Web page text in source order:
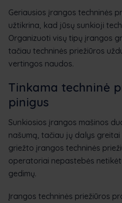
Geriausios įrangos techninės
užtikrina, kad jūsų sunkioji
Organizuoti visų tipų įrangos
tačiau techninės priežiūros
vertingos naudos.
Tinkama techninė
pinigus
Sunkiosios įrangos mašinos
našumą, tačiau jų dalys
griežto įrangos techninės
operatoriai nepastebės
gedimų.
Įrangos techninės priežiūros